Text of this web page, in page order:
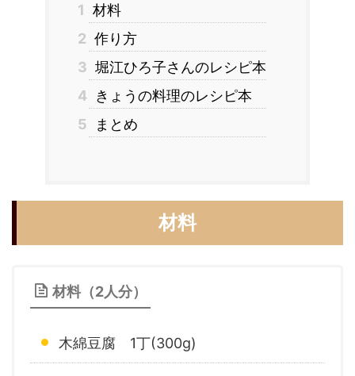
1 材料
2 作り方
3 堀江ひろ子さんのレシピ本
4
きょうの料理のレシピ本
5
まとめ
材料
材料（2人分）
木綿豆腐 1丁(300g)